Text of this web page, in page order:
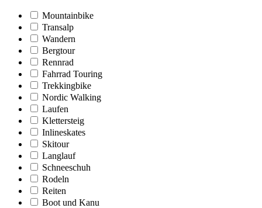
Mountainbike
Transalp
Wandern
Bergtour
Rennrad
Fahrrad Touring
Trekkingbike
Nordic Walking
Laufen
Klettersteig
Inlineskates
Skitour
Langlauf
Schneeschuh
Rodeln
Reiten
Boot und Kanu